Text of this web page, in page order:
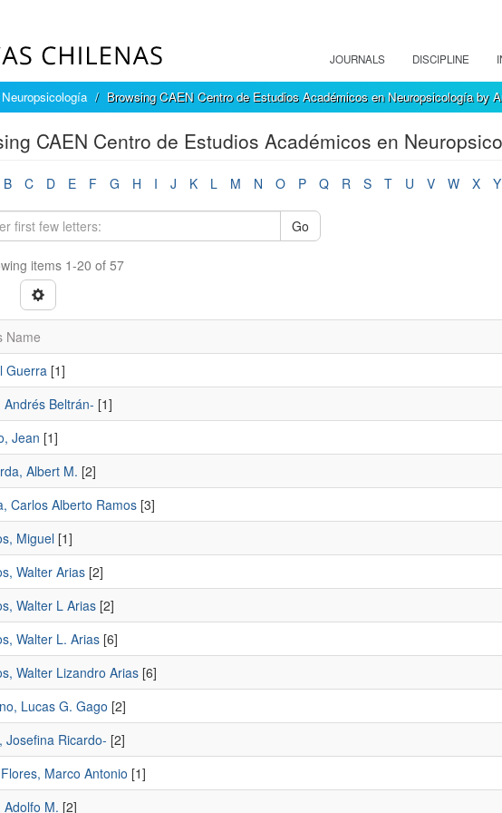
JOURNALS DISCIPLINE
Browsing CAEN Centro de Estudios Académicos en Neuropsicología by
CAEN Centro de Estudios Académicos en
B C D E F G H I J K L M N O P Q R S T U V W X Y
Go
items 1-20 of 57
Name
Guerra[1]
Andrés Beltrán- [1]
Jean [1]
Albert M. [2]
Carlos Alberto Ramos[3]
Miguel[1]
Walter Arias[2]
Walter L Arias[2]
Walter L. Arias[6]
Walter Lizandro Arias[6]
Lucas G. Gago [2]
Josefina Ricardo- [2]
Marco Antonio [1]
M. [2]